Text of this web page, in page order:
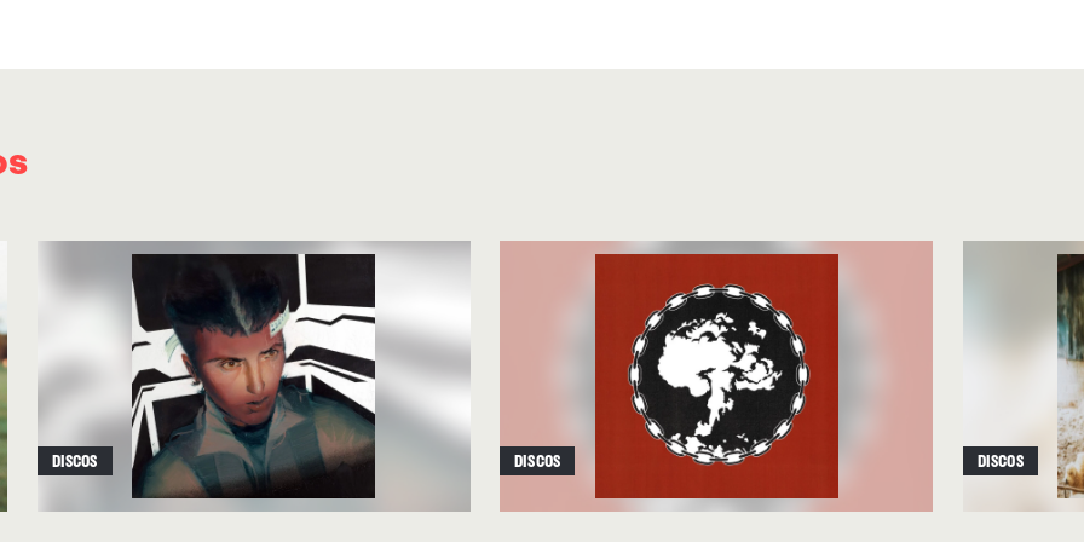
perdón. Este primer bloque lo cierra el encantamiento de una hermandad
En la parte central del disco la emoción se intensifica.
“Different Rocks,
Different Hills”explora con delicadeza las complicaciones del amor y los
caminos vitales que a veces se bifurcan. Le sigue
“Standing On The Fault
, que baja revoluciones con una balada lenta y reflexiva, en la que
destaca la voz de Watkins, llena de matices gracias a su sencillez y
vulnerabilidad. El bloque central se remata con fuerza en
(Sing Me Alive)”,un subidón emocional donde las tres voces se unen
DISCOS DISCOS DISCOS